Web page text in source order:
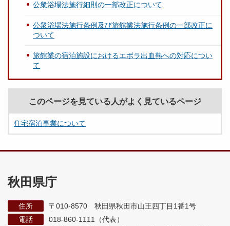
公衆浴場法施行細則の一部改正について
公衆浴場法施行条例及び旅館業法施行条例の一部改正に
ついて
旅館業の宿泊施設におけるエボラ出血熱への対応につい
て
このページを見ている人がよく見ているページ
住宅宿泊事業について
秋田県庁
住所
〒010-8570 秋田県秋田市山王四丁目1番1号
電話
018-860-1111（代表）